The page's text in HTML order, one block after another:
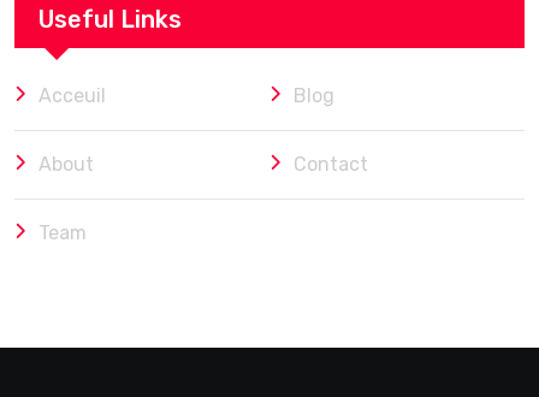
Useful Links
Acceuil Blog
About Contact
Team